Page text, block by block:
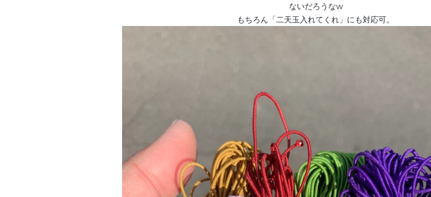
ないだろうなw
もちろん「二天玉入れてくれ」にも対応可。